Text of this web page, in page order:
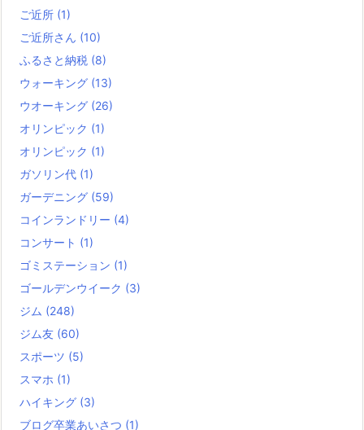
ご近所 (1)
ご近所さん (10)
ふるさと納税 (8)
ウォーキング (13)
ウオーキング (26)
オリンピック (1)
オリンピック (1)
ガソリン代 (1)
ガーデニング (59)
コインランドリー (4)
コンサート (1)
ゴミステーション (1)
ゴールデンウイーク (3)
ジム (248)
ジム友 (60)
スポーツ (5)
スマホ (1)
ハイキング (3)
ブログ卒業あいさつ (1)